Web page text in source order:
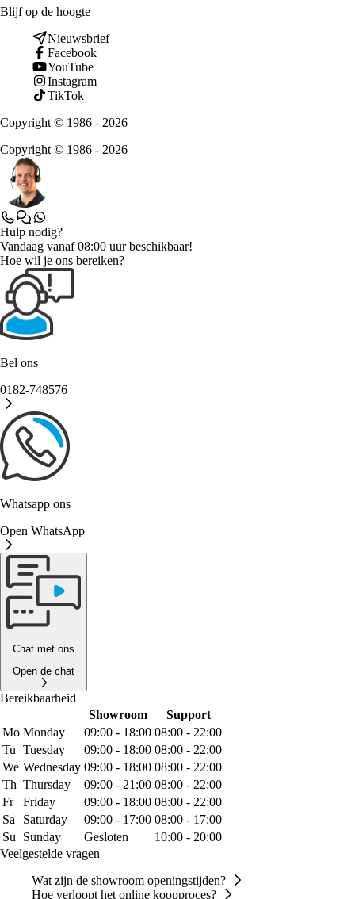
Blijf op de hoogte
Nieuwsbrief
Facebook
YouTube
Instagram
TikTok
Copyright © 1986 - 2026
Copyright © 1986 - 2026
Hulp nodig?
Vandaag vanaf 08:00 uur beschikbaar!
Hoe wil je ons bereiken?
Bel ons
0182-748576
Whatsapp ons
Open WhatsApp
Chat met ons
Open de chat
Bereikbaarheid
Showroom
Support
Mo Monday 09:00 - 18:00 08:00 - 22:00
Tu Tuesday 09:00 - 18:00 08:00 - 22:00
We Wednesday 09:00 - 18:00 08:00 - 22:00
Th Thursday 09:00 - 21:00 08:00 - 22:00
Fr
Friday 09:00 - 18:00 08:00 - 22:00
Sa
Saturday 09:00 - 17:00 08:00 - 17:00
Su
Sunday Gesloten
10:00 - 20:00
Veelgestelde vragen
Wat zijn de showroom openingstijden?
Hoe verloopt het online koopproces?